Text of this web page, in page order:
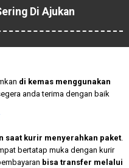
Di Ajukan
di kemas menggunakan
anda terima dengan baik
saat kurir menyerahkan paket.
bertatap muka dengan kurir
bisa transfer melalui